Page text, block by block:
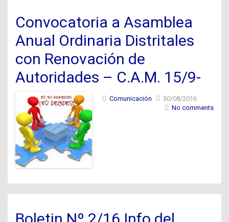
Convocatoria a Asamblea
Anual Ordinaria Distritales
con Renovación de
Autoridades – C.A.M. 15/9-
Comunicación
30/08/2016
No comments